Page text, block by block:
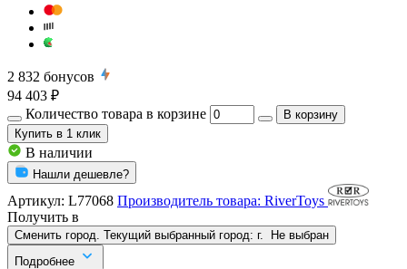
2 832 бонусов
94 403 ₽
Количество товара в корзине
В корзину
Купить в 1 клик
В наличии
Нашли дешевле?
Артикул: L77068 Производитель товара: RiverToys
Получить в
Сменить город. Текущий выбранный город: г.
Не выбран
Подробнее